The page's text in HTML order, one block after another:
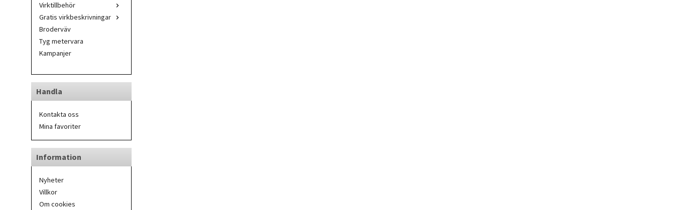
Virktillbehör
Gratis virkbeskrivningar
Broderväv
Tyg metervara
Kampanjer
Handla
Kontakta oss
Mina favoriter
Information
Nyheter
Villkor
Om cookies